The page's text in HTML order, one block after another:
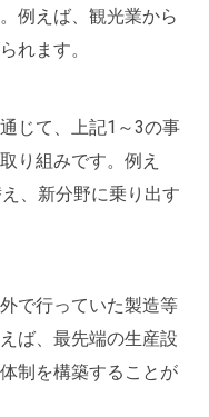
例えば、観光業から
れます。
じて、上記1～3の事
り組みです。例え
、新分野に乗り出す
で行っていた製造等
ば、最先端の生産設
制を構築することが